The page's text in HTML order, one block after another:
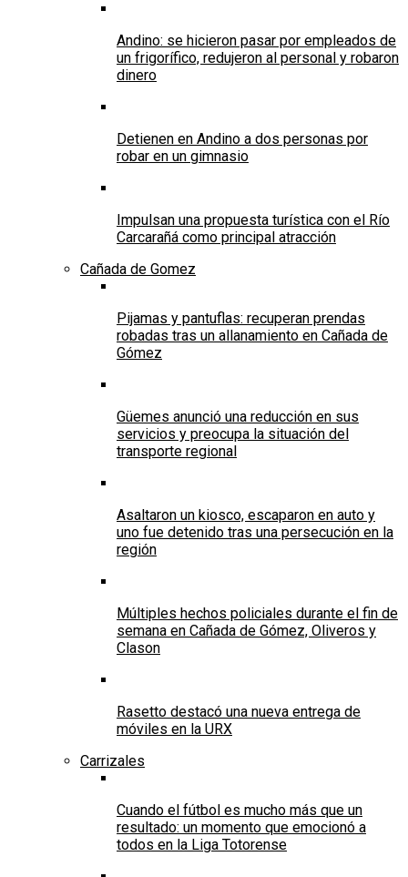
Andino: se hicieron pasar por empleados de
un frigorífico, redujeron al personal y robaron
dinero
Detienen en Andino a dos personas por
robar en un gimnasio
Impulsan una propuesta turística con el Río
Carcarañá como principal atracción
Cañada de Gomez
Pijamas y pantuflas: recuperan prendas
robadas tras un allanamiento en Cañada de
Gómez
Güemes anunció una reducción en sus
servicios y preocupa la situación del
transporte regional
Asaltaron un kiosco, escaparon en auto y
uno fue detenido tras una persecución en la
región
Múltiples hechos policiales durante el fin de
semana en Cañada de Gómez, Oliveros y
Clason
Rasetto destacó una nueva entrega de
móviles en la URX
Carrizales
Cuando el fútbol es mucho más que un
resultado: un momento que emocionó a
todos en la Liga Totorense